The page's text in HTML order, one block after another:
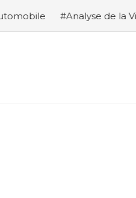
#Analyse de la Victoire